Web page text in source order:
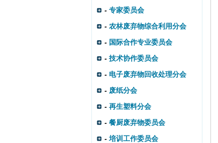
- 专家委员会
- 农林废弃物综合利用分会
- 国际合作专业委员会
- 技术协作委员会
- 电子废弃物回收处理分会
- 废纸分会
- 再生塑料分会
- 餐厨废弃物委员会
-培训工作委员会